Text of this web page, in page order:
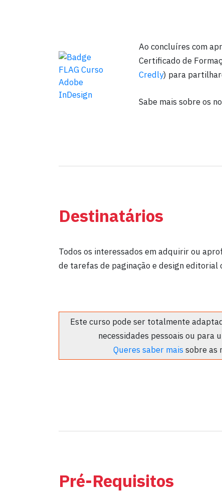
Ao concluíres com
Certificado de
Credly) para
Sabe mais sobre os
Destinatários
Todos os interessados em adquirir ou
de tarefas de paginação e design editorial
Este curso pode ser totalmente
necessidades pessoais ou para
Queres saber mais sobre as
Pré-Requisitos